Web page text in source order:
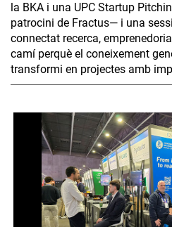
la BKA i una UPC Startup
patrocini de Fractus— i una
connectat recerca,
camí perquè el coneixement
transformi en projectes amb